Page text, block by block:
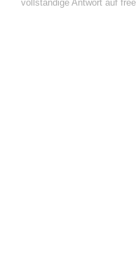
vollständige Antwort auf